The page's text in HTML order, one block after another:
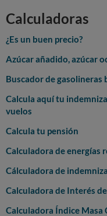
Calculadoras
¿Es un buen precio?
Azúcar añadido, azúcar
Buscador de gasolineras
Calcula aquí tu
vuelos
Calcula tu pensión
Calculadora de energías
Cálculadora de
Calculadora de Interés
Calculadora Índice Masa